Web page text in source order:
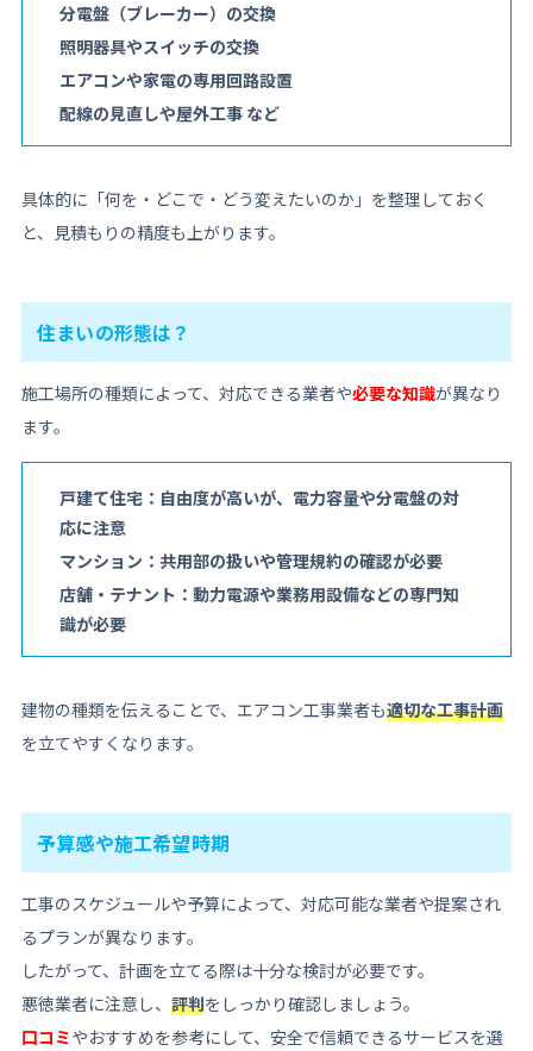
分電盤（ブレーカー）の交換
照明器具やスイッチの交換
エアコンや家電の専用回路設置
配線の見直しや屋外工事 など
具体的に「何を・どこで・どう変えたいのか」を整理しておく
と、見積もりの精度も上がります。
住まいの形態は？
施工場所の種類によって、対応できる業者や必要な知識が異なり
ます。
戸建て住宅：自由度が高いが、電力容量や分電盤の対
応に注意
マンション：共用部の扱いや管理規約の確認が必要
店舗・テナント：動力電源や業務用設備などの専門知
識が必要
建物の種類を伝えることで、エアコン工事業者も適切な工事計画
を立てやすくなります。
予算感や施工希望時期
工事のスケジュールや予算によって、対応可能な業者や提案され
るプランが異なります。
したがって、計画を立てる際は十分な検討が必要です。
悪徳業者に注意し、 評判をしっかり確認しましょう。
口コミやおすすめを参考にして、安全で信頼できるサービスを選